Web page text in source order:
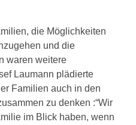
die Möglichkeiten
und die
waren weitere
Laumann plädierte
Familien auch in den
zu denken :“Wir
im Blick haben, wenn